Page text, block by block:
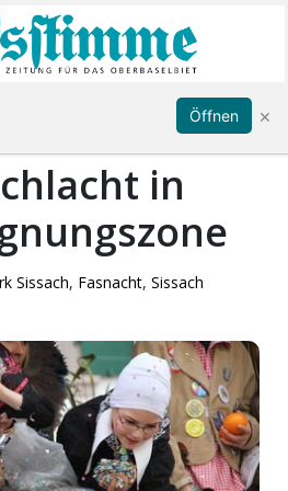
Anmelden
in
Sissach, Fasnacht,Sissach
Öffnen ×